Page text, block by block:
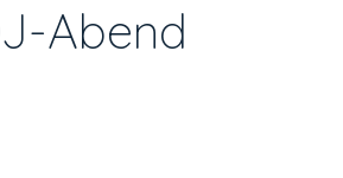
Abend